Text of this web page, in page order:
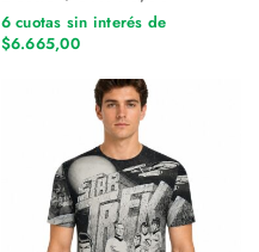
6 cuotas sin interés de
$6.665,00